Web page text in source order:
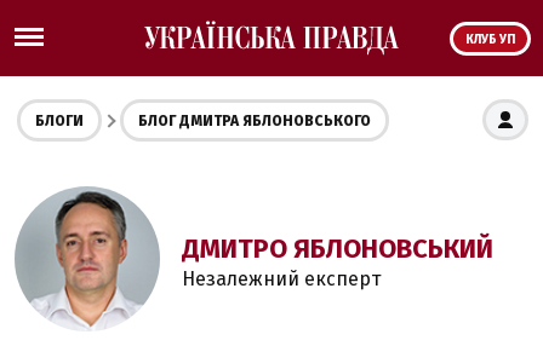
КЛУБ УП
БЛОГИ БЛОГ ДМИТРА ЯБЛОНОВСЬКОГО
ДМИТРО ЯБЛОНОВСЬКИЙ
Незалежний експерт